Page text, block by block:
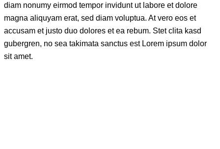
diam nonumy eirmod tempor invidunt ut labore et dolore
magna aliquyam erat, sed diam voluptua. At vero eos et
accusam et justo duo dolores et ea rebum. Stet clita kasd
gubergren, no sea takimata sanctus est Lorem ipsum dolor
sit amet.